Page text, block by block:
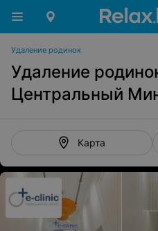
Удаление родинок
Удаление
Центральный
Карта